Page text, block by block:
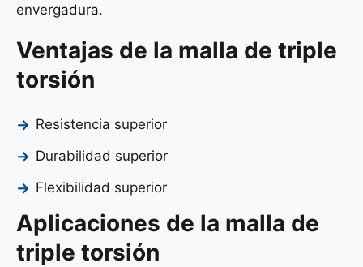
envergadura.
Ventajas de la malla de triple
torsión
Resistencia superior
Durabilidad superior
Flexibilidad superior
Aplicaciones de la malla de
triple torsión